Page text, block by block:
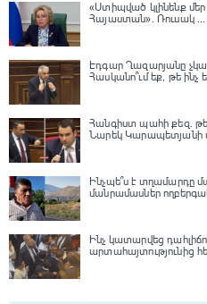
«Ստիպված կլինենք մեր
Հայաստան»․ Ռուսակ ...
Էդգար Ղազարյանը
Հասկանո՞ւմ եք, թե ինչ
Հանգիստ պահի քեզ.
Նարեկ Կարապետյանի
Ինչպե՞ս է տղամարդը
մանրամասներ
Ինչ կատարվեց
արտահայտությունից